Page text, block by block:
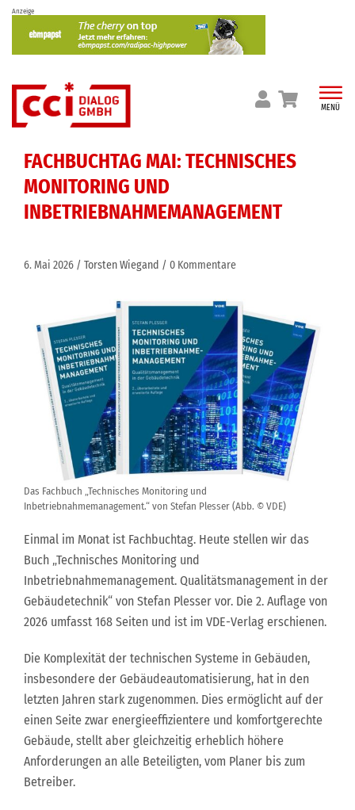
Skip
content
Anzeige
MENÜ
FACHBUCHTAG MAI: TECHNISCHES
MONITORING UND
INBETRIEBNAHMEMANAGEMENT
6. Mai 2026 Torsten Wiegand 0 Kommentare
Das Fachbuch „Technisches Monitoring und
Inbetriebnahmemanagement.“ von Stefan Plesser (Abb. © VDE)
Einmal im Monat ist Fachbuchtag. Heute stellen wir das
Buch „Technisches Monitoring und
Inbetriebnahmemanagement. Qualitätsmanagement in der
Gebäudetechnik“ von Stefan Plesser vor. Die 2. Auflage von
2026 umfasst 168 Seiten und ist im VDE-Verlag erschienen.
Die Komplexität der technischen Systeme in Gebäuden,
insbesondere der Gebäudeautomatisierung, hat in den
letzten Jahren stark zugenommen. Dies ermöglicht auf der
einen Seite zwar energieeffizientere und komfortgerechte
Gebäude, stellt aber gleichzeitig erheblich höhere
Anforderungen an alle Beteiligten, vom Planer bis zum
Betreiber.